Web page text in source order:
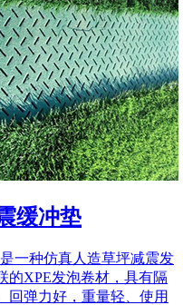
缓冲垫
一种仿真人造草坪减震发
的XPE发泡卷材，具有隔
回弹力好，重量轻、使用